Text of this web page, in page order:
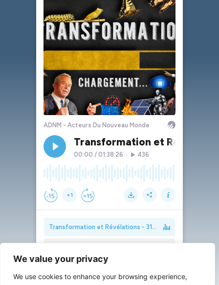
We value your privacy
We use cookies to enhance your browsing experience,